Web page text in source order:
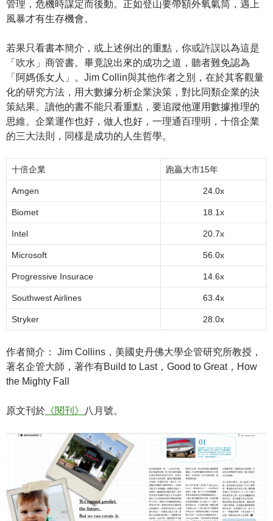
管理，危機時謀定而後動。正如登山要帶額外氧氣筒，遇上
風暴才有生存機會。
若果只看書本簡介，或上述例出的重點，你或許誤以為這是
「吹水」商管書。畢竟說出來的成功之道，聽者難免認為
「阿媽係女人」。Jim Collin與其他作者之別，在於其客觀量
化的研究方法，用大數據分析企業決策，對比同類企業的決
策結果。讀他的書不能只看重點，要追蹤他運用數據推理的
思維。企業運作也好，做人也好，一理通百理明，十倍企業
的三大法則，同樣是成功的人生哲學。
十倍企業 跑贏大市15年
Amgen 24.0x
Biomet 18.1x
Intel 20.7x
Microsoft 56.0x
Progressive Insurace 14.6x
Southwest Airlines 63.4x
Stryker 28.0x
作者簡介： Jim Collins，美國史丹佛大學企管研究所教授，
著名企管大師，著作有Build to Last，Good to Great，How
the Mighty Fall
原文刊於 《閱刊》 八月號。